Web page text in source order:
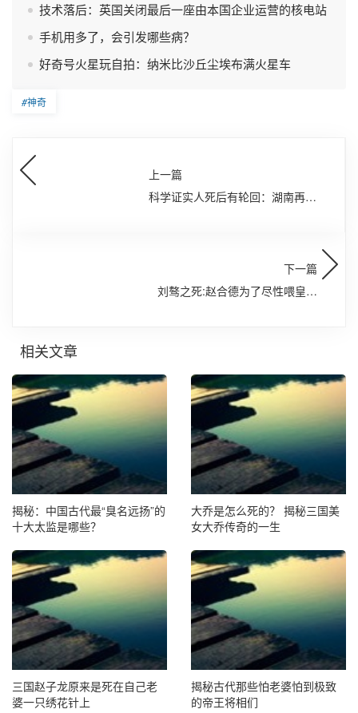
技术落后：英国关闭最后一座由本国企业运营的核电站
手机用多了，会引发哪些病？
好奇号火星玩自拍：纳米比沙丘尘埃布满火星车
#神奇
上一篇
科学证实人死后有轮回：湖南再生
下一篇
刘骜之死:赵合德为了尽性喂皇帝
相关文章
揭秘：中国古代最“臭名远扬”的
十大太监是哪些？
大乔是怎么死的？ 揭秘三国美
女大乔传奇的一生
三国赵子龙原来是死在自己老
婆一只绣花针上
揭秘古代那些怕老婆怕到极致
的帝王将相们